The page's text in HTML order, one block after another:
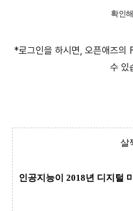
확인
*로그인을 하시면, 오픈애즈의
수 있
살
인공지능이 2018년 디지털